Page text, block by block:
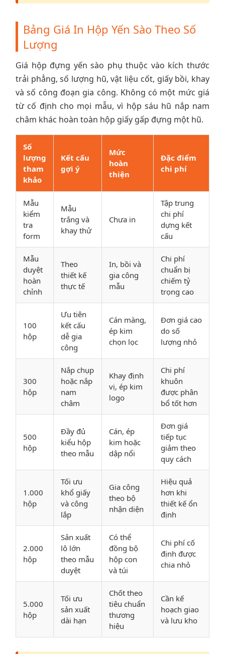
Bảng Giá In Hộp Yến Sào Theo Số
Lượng
Giá hộp đựng yến sào phụ thuộc vào kích thước
trải phẳng, số lượng hũ, vật liệu cốt, giấy bồi, khay
và số công đoạn gia công. Không có một mức giá
từ cố định cho mọi mẫu, vì hộp sáu hũ nắp nam
châm khác hoàn toàn hộp giấy gấp đựng một hũ.
Số
lượng
tham
khảo
Kết cấu
gợi ý
Mức
hoàn
thiện
Đặc điểm
chi phí
Mẫu
kiểm
tra
form
Mẫu
trắng và
khay thử
Chưa in
Tập trung
chi phí
dựng kết
cấu
Mẫu
duyệt
hoàn
chỉnh
Theo
thiết kế
thực tế
In, bồi và
gia công
mẫu
Chi phí
chuẩn bị
chiếm tỷ
trọng cao
100
hộp
Ưu tiên
kết cấu
dễ gia
công
Cán màng,
ép kim
chọn lọc
Đơn giá cao
do số
lượng nhỏ
300
hộp
Nắp chụp
hoặc nắp
nam
châm
Khay định
vị, ép kim
logo
Chi phí
khuôn
được phân
bổ tốt hơn
500
hộp
Đầy đủ
kiểu hộp
theo mẫu
Cán, ép
kim hoặc
dập nổi
Đơn giá
tiếp tục
giảm theo
quy cách
1.000
hộp
Tối ưu
khổ giấy
và công
lắp
Gia công
theo bộ
nhận diện
Hiệu quả
hơn khi
thiết kế ổn
định
2.000
hộp
Sản xuất
lô lớn
theo mẫu
duyệt
Có thể
đồng bộ
hộp con
và túi
Chi phí cố
định được
chia nhỏ
5.000
hộp
Tối ưu
sản xuất
dài hạn
Chốt theo
tiêu chuẩn
thương
hiệu
Cần kế
hoạch giao
và lưu kho